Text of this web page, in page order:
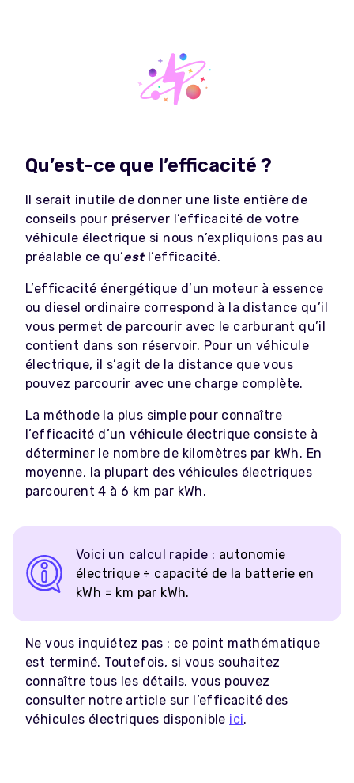
Qu’est-ce que l’efficacité ?
Il serait inutile de donner une liste entière de
conseils pour préserver l’efficacité de votre
véhicule électrique si nous n’expliquions pas au
préalable ce qu’estl’efficacité.
L’efficacité énergétique d’un moteur à essence
ou diesel ordinaire correspond à la distance qu’il
vous permet de parcourir avec le carburant qu’il
contient dans son réservoir. Pour un véhicule
électrique, il s’agit de la distance que vous
pouvez parcourir avec une charge complète.
La méthode la plus simple pour connaître
l’efficacité d’un véhicule électrique consiste à
déterminer le nombre de kilomètres par kWh. En
moyenne, la plupart des véhicules électriques
parcourent 4 à 6 km par kWh.
Voici un calcul rapide : autonomie
électrique ÷ capacité de la batterie en
kWh = km par kWh.
Ne vous inquiétez pas : ce point mathématique
est terminé. Toutefois, si vous souhaitez
connaître tous les détails, vous pouvez
consulter notre article sur l’efficacité des
véhicules électriques disponible ici.